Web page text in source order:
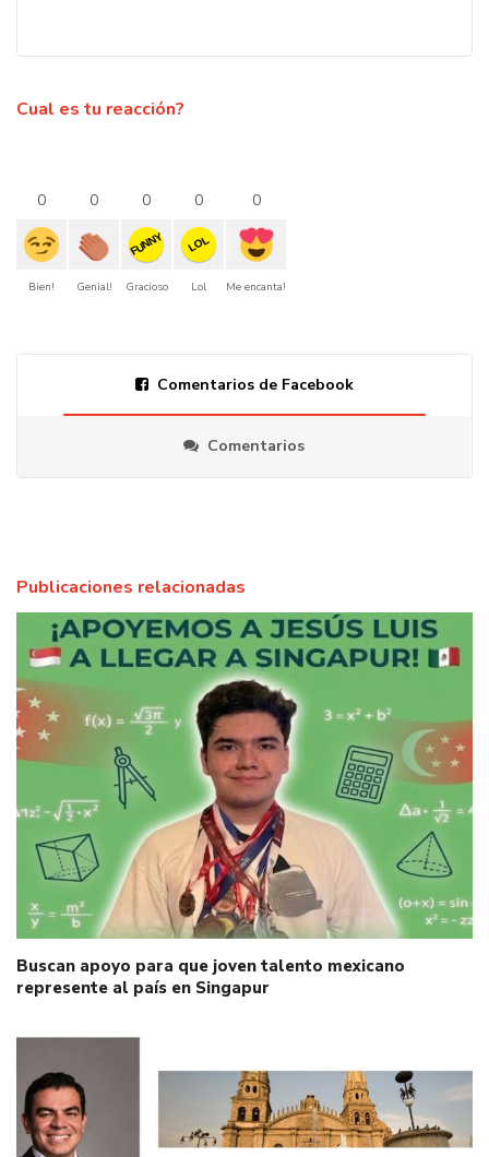
Cual es tu reacción?
0
Bien!
0
Genial!
0
FUNNY
Gracioso
0
LOL
Lol
0
Me encanta!
Comentarios de Facebook
Comentarios
Publicaciones relacionadas
Buscan apoyo para que joven talento mexicano
represente al país en Singapur